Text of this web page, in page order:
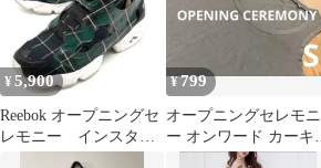
¥5,900
Reebok オープニングセ
レモニー インスタポ
ンプ フューリー 26cm
¥799
オープニングセレモニ
ー オンワード カーキ
タンクトップ シンプル